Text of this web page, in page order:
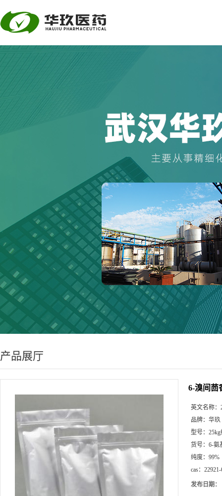
产品展厅
6-溴间茴
英文名称：
品牌： 华玖
型号：
货号： 6-氨
纯度： 99%
cas：
发布日期：